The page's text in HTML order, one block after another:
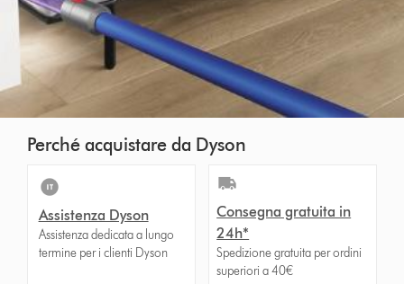
Perché acquistare da Dyson
Assistenza Dyson
Assistenza dedicata a lungo
termine per i clienti Dyson
Consegna gratuita in
24h*
Spedizione gratuita per ordini
superiori a 40€